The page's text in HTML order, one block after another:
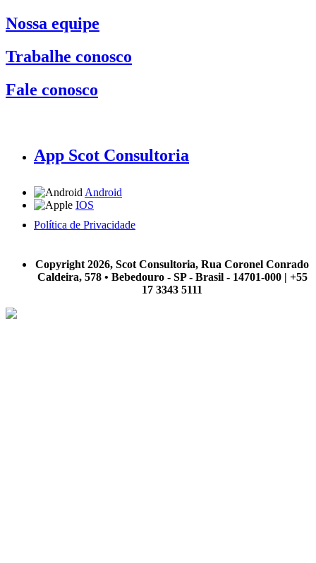
Nossa equipe
Trabalhe conosco
Fale conosco
App Scot Consultoria
Android
IOS
Política de Privacidade
Copyright 2026, Scot Consultoria, Rua Coronel Conrado
Caldeira, 578 • Bebedouro - SP - Brasil - 14701-000 | +55
17 3343 5111